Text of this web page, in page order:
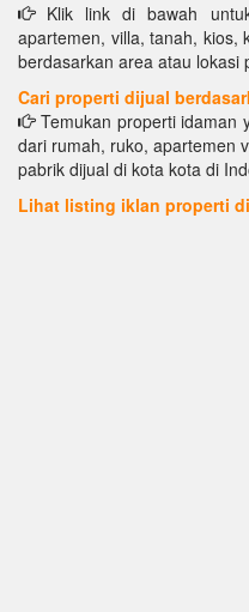
Klik link di bawah
apartemen, villa, tanah, kios,
berdasarkan area atau lokasi
Cari properti dijual
Temukan properti idaman
dari rumah, ruko, apartemen
pabrik dijual di kota kota di
Lihat listing iklan properti